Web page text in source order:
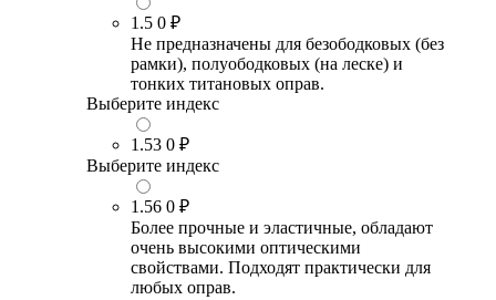
1.5 0 ₽
Не предназначены для безободковых (без
рамки), полуободковых (на леске) и
тонких титановых оправ.
Выберите индекс
1.53 0 ₽
Выберите индекс
1.56 0 ₽
Более прочные и эластичные, обладают
очень высокими оптическими
свойствами. Подходят практически для
любых оправ.